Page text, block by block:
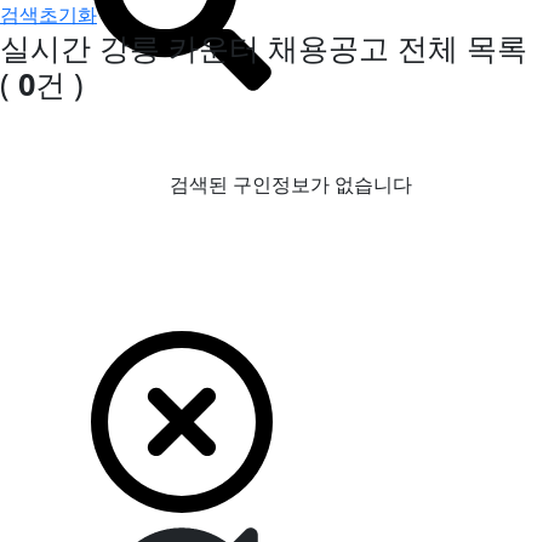
검색초기화
실시간 강릉 카운터 채용공고 전체 목록
( 0건 )
검색된 구인정보가 없습니다